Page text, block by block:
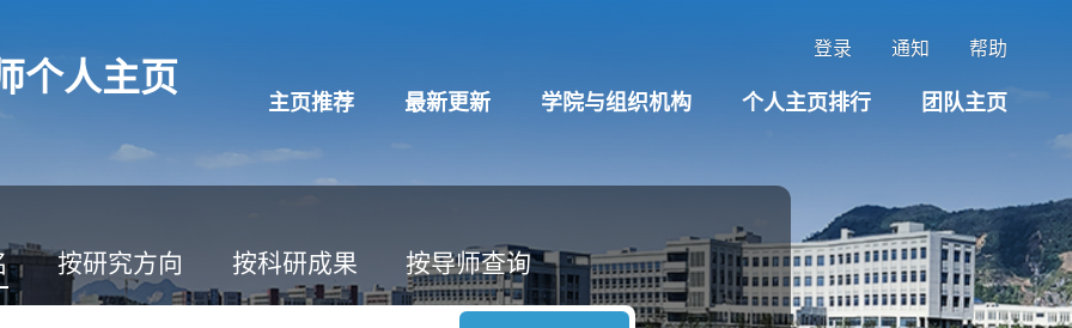
个人主页
登录 通知 帮助
主页推荐 最新更新 学院与组织机构 个人主页排行 团队主页
按研究方向 按科研成果 按导师查询